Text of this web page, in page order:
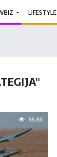
LIFESTYLE
98.8K